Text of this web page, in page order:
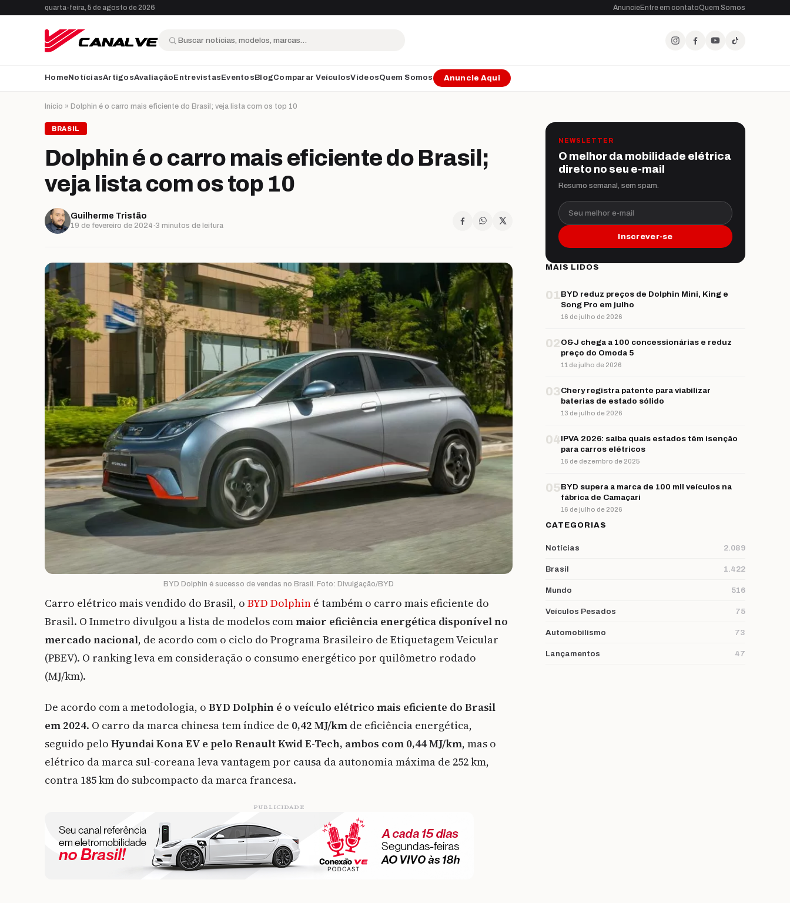
Ir para o conteúdoquarta-feira, 5 de agosto de 2026 AnuncieEntre em contatoQuem Somos
Buscar
HomeNotíciasArtigosAvaliação Entrevistas Eventos BlogComparar VeículosVídeosQuem Somos Anuncie Aqui
Início » Dolphin é o carro mais eficiente do Brasil; veja lista com os top 10
BRASIL
Dolphin é o carro mais eficiente do Brasil;
veja lista com os top 10
Guilherme Tristão
19 de fevereiro de 2024·3 minutos de leitura
BYD Dolphin é sucesso de vendas no Brasil. Foto: Divulgação/BYD
Carro elétrico mais vendido do Brasil, o BYD Dolphin é também o carro mais eficiente do
Brasil. O Inmetro divulgou a lista de modelos commaior eficiência energética disponível no
mercado nacional, de acordo com o ciclo do Programa Brasileiro de Etiquetagem Veicular
(PBEV). O ranking leva em consideração o consumo energético por quilômetro rodado
(MJ/km).
De acordo com a metodologia, o BYD Dolphin é o veículo elétrico mais eficiente do Brasil
em 2024. O carro da marca chinesa tem índice de 0,42 MJ/km de eficiência energética,
seguido pelo Hyundai Kona EV e pelo Renault Kwid E-Tech, ambos com 0,44 MJ/km, mas o
elétrico da marca sul-coreana leva vantagem por causa da autonomia máxima de 252 km,
contra 185 km do subcompacto da marca francesa.
PUBLICIDADE
NEWSLETTER
O melhor da mobilidade elétrica
direto no seu e-mail
Resumo semanal, sem spam.
Seu melhor e-mail
Inscrever-se
MAIS LIDOS
01BYD reduz preços de Dolphin Mini, King e
Song Pro em julho
16 de julho de 2026
02 O&J chega a 100 concessionárias e reduz
preço do Omoda 5
11 de julho de 2026
03Chery registra patente para viabilizar
baterias de estado sólido
13 de julho de 2026
04IPVA 2026: saiba quais estados têm isenção
para carros elétricos
16 de dezembro de 2025
05BYD supera a marca de 100 mil veículos na
fábrica de Camaçari
16 de julho de 2026
CATEGORIAS
Notícias 2.089
Brasil 1.422
Mundo 516
Veículos Pesados 75
Automobilismo 73
Lançamentos 47